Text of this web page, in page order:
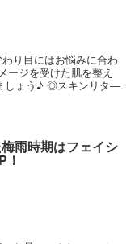
り目にはお悩みに合わ
ージを受けた肌を整え
しょう♪ ◎スキンリタ―
雨時期はフェイシ
！